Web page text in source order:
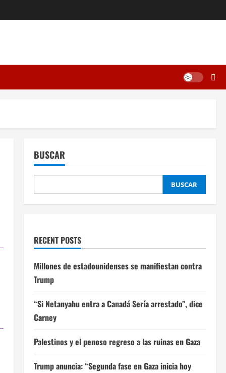
BUSCAR
BUSCAR
RECENT POSTS
Millones de estadounidenses se manifiestan contra
Trump
“Si Netanyahu entra a Canadá Sería arrestado”, dice
Carney
Palestinos y el penoso regreso a las ruinas en Gaza
Trump anuncia: “Segunda fase en Gaza inicia hoy